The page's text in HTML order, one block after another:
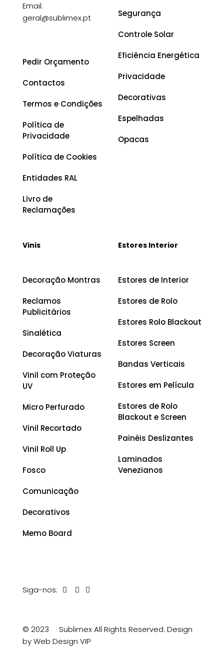
Email:
geral@sublimex.pt
Pedir Orçamento
Contactos
Termos e Condições
Política de
Privacidade
Política de Cookies
Entidades RAL
Livro de
Reclamações
Segurança
Controle Solar
Eficiência Energética
Privacidade
Decorativas
Espelhadas
Opacas
Vinis
Decoração Montras
Reclamos
Publicitários
Sinalética
Decoração Viaturas
Vinil com Proteção
UV
Micro Perfurado
Vinil Recortado
Vinil Roll Up
Fosco
Comunicação
Decorativos
Memo Board
Estores Interior
Estores de Interior
Estores de Rolo
Estores Rolo Blackout
Estores Screen
Bandas Verticais
Estores em Película
Estores de Rolo
Blackout e Screen
Painéis Deslizantes
Laminados
Venezianos
Siga-nos:
© 2023 Sublimex All Rights Reserved. Design
by Web Design VIP